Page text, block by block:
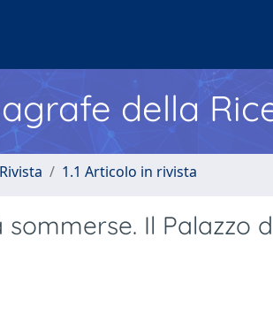
della
1.1 Articolo in rivista
Il Palazzo